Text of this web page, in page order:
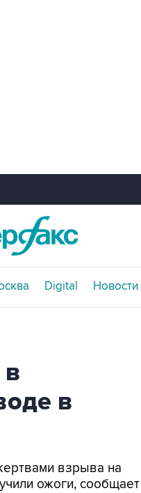
Digital Новости
в
взрыва на
ожоги, сообщает